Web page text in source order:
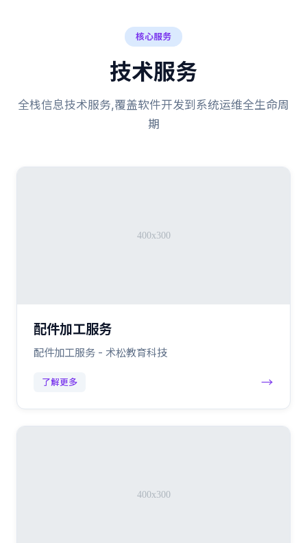
核心服务
技术服务
全栈信息技术服务,覆盖软件开发到系统运维全生命周
期
配件加工服务
配件加工服务 - 术松教育科技
了解更多 →